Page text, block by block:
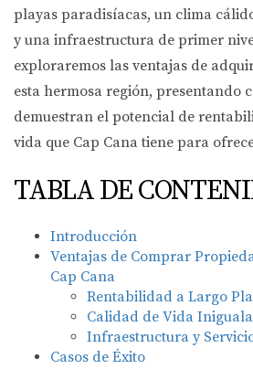
playas paradisíacas, un clima
y una infraestructura de primer
exploraremos las ventajas de
esta hermosa región, presentando
demuestran el potencial de
vida que Cap Cana tiene para
TABLA DE
Introducción
Ventajas de Comprar
Cap Cana
Rentabilidad a Largo
Calidad de Vida
Infraestructura y
Casos de Éxito